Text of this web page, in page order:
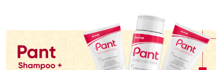
Promoção em Destaque